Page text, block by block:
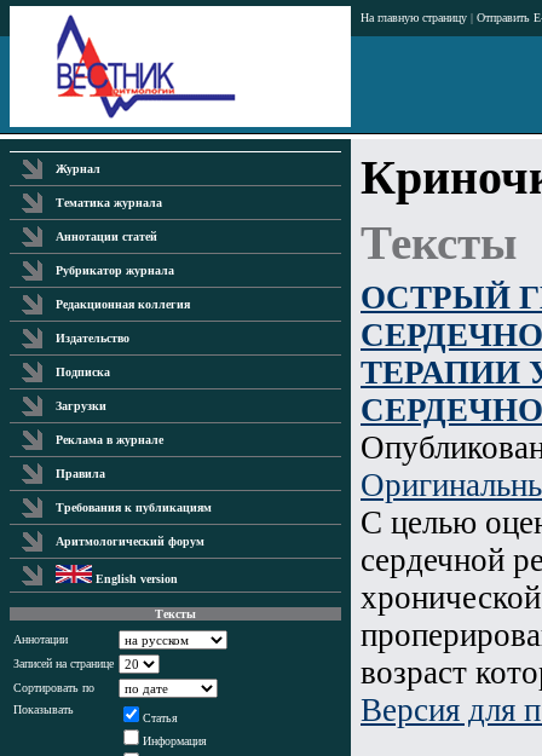
На главную страницу | Отправить
Журнал
Тематика журнала
Аннотации статей
Рубрикатор журнала
Редакционная коллегия
Издательство
Подписка
Загрузки
Реклама в журнале
Правила
Требования к публикациям
Аритмологический форум
English version
Тексты
Аннотации
Записей на странице
Сортировать по
Показывать
Статья
Информация
Тексты
ОСТРЫЙ
ТЕРАПИИ
С целью
сердечной
возраст
Версия для